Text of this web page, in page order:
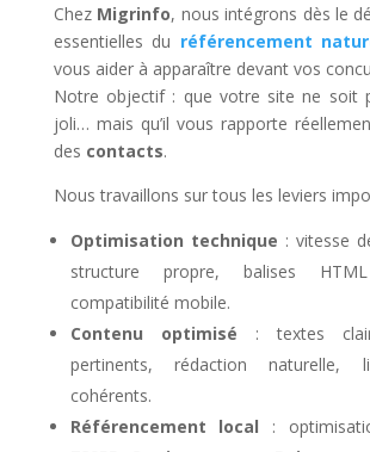
Chez Migrinfo, nous intégrons dès le
essentielles du référencement
vous aider à apparaître devant vos
Notre objectif : que votre site ne soit
joli… mais qu’il vous rapporte
des contacts.
Nous travaillons sur tous les leviers
Optimisation technique : vitesse
structure propre, balises
compatibilité mobile.
Contenu optimisé : textes
pertinents, rédaction naturelle,
cohérents.
Référencement local :